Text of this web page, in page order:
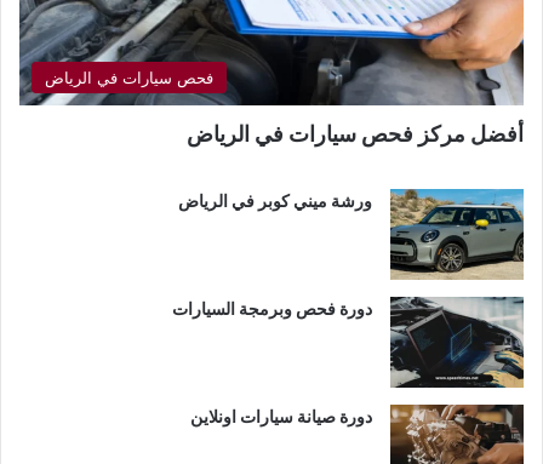
فحص سيارات في الرياض
أفضل مركز فحص سيارات في الرياض
ورشة ميني كوبر في الرياض
دورة فحص وبرمجة السيارات
دورة صيانة سيارات اونلاين